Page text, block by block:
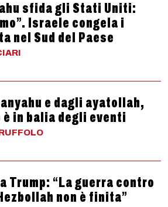
sfida gli Stati Uniti:
Israele congela i
nel Sud del Paese
e dagli ayatollah,
è in balia degli eventi
Trump: “La guerra contro
non è finita”